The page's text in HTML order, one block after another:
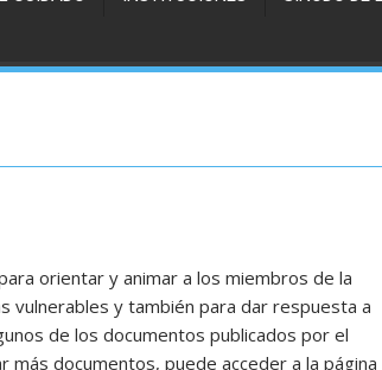
orientar y animar a los miembros de la
vulnerables y también para dar respuesta a
de los documentos publicados por el
más documentos, puede acceder a la página